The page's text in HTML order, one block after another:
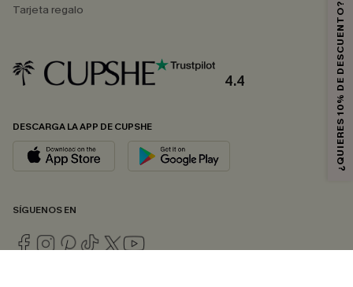
Tarjeta regalo
4.4
DESCARGA LA APP DE CUPSHE
SÍGUENOS EN
¿QUIERES 10% DE DESCUENTO?